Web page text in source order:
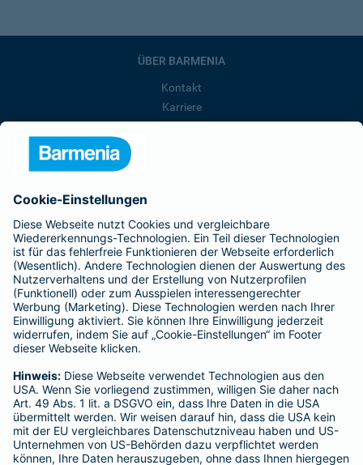
ÜBER BARMENIA
Kontakt
Karriere
Barmenia ist Teil der BarmeniaGothaer
BELIEBTE SEITEN
Kranken-Zusatzversicherung
Tierversicherungen
Haftpflichtversicherung
Hausratversicherung
Adresse ändern
Schaden melden
Kilometerstandsmeldung
Serviceübersicht